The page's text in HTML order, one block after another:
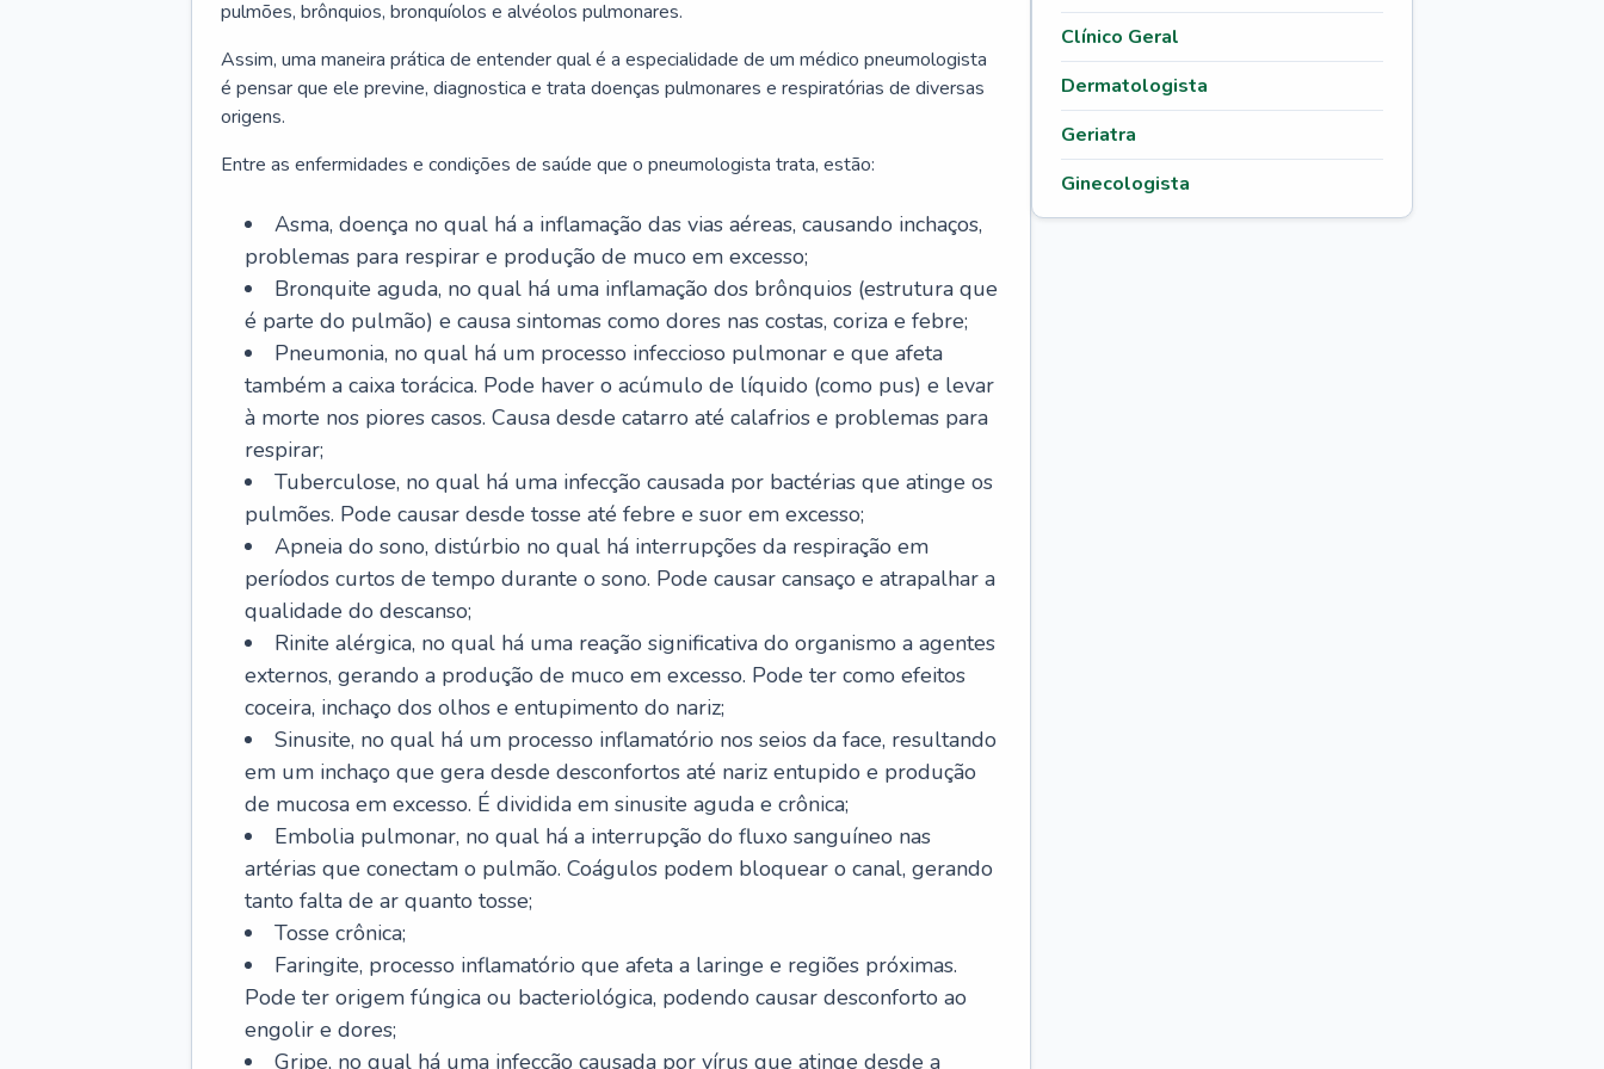
pulmões, brônquios, bronquíolos e alvéolos pulmonares.
Assim, uma maneira prática de entender qual é a especialidade de um médico pneumologista
é pensar que ele previne, diagnostica e trata doenças pulmonares e respiratórias de diversas
origens.
Entre as enfermidades e condições de saúde que o pneumologista trata, estão:
Asma, doença no qual há a inflamação das vias aéreas, causando inchaços,
problemas para respirar e produção de muco em excesso;
Bronquite aguda, no qual há uma inflamação dos brônquios (estrutura que
é parte do pulmão) e causa sintomas como dores nas costas, coriza e febre;
Pneumonia, no qual há um processo infeccioso pulmonar e que afeta
também a caixa torácica. Pode haver o acúmulo de líquido (como pus) e levar
à morte nos piores casos. Causa desde catarro até calafrios e problemas para
respirar;
Tuberculose, no qual há uma infecção causada por bactérias que atinge os
pulmões. Pode causar desde tosse até febre e suor em excesso;
Apneia do sono, distúrbio no qual há interrupções da respiração em
períodos curtos de tempo durante o sono. Pode causar cansaço e atrapalhar a
qualidade do descanso;
Rinite alérgica, no qual há uma reação significativa do organismo a agentes
externos, gerando a produção de muco em excesso. Pode ter como efeitos
coceira, inchaço dos olhos e entupimento do nariz;
Sinusite, no qual há um processo inflamatório nos seios da face, resultando
em um inchaço que gera desde desconfortos até nariz entupido e produção
de mucosa em excesso. É dividida em sinusite aguda e crônica;
Embolia pulmonar, no qual há a interrupção do fluxo sanguíneo nas
artérias que conectam o pulmão. Coágulos podem bloquear o canal, gerando
tanto falta de ar quanto tosse;
Tosse crônica;
Faringite, processo inflamatório que afeta a laringe e regiões próximas.
Pode ter origem fúngica ou bacteriológica, podendo causar desconforto ao
engolir e dores;
Gripe, no qual há uma infecção causada por vírus que atinge desde a
Clínico Geral
Dermatologista
Geriatra
Ginecologista